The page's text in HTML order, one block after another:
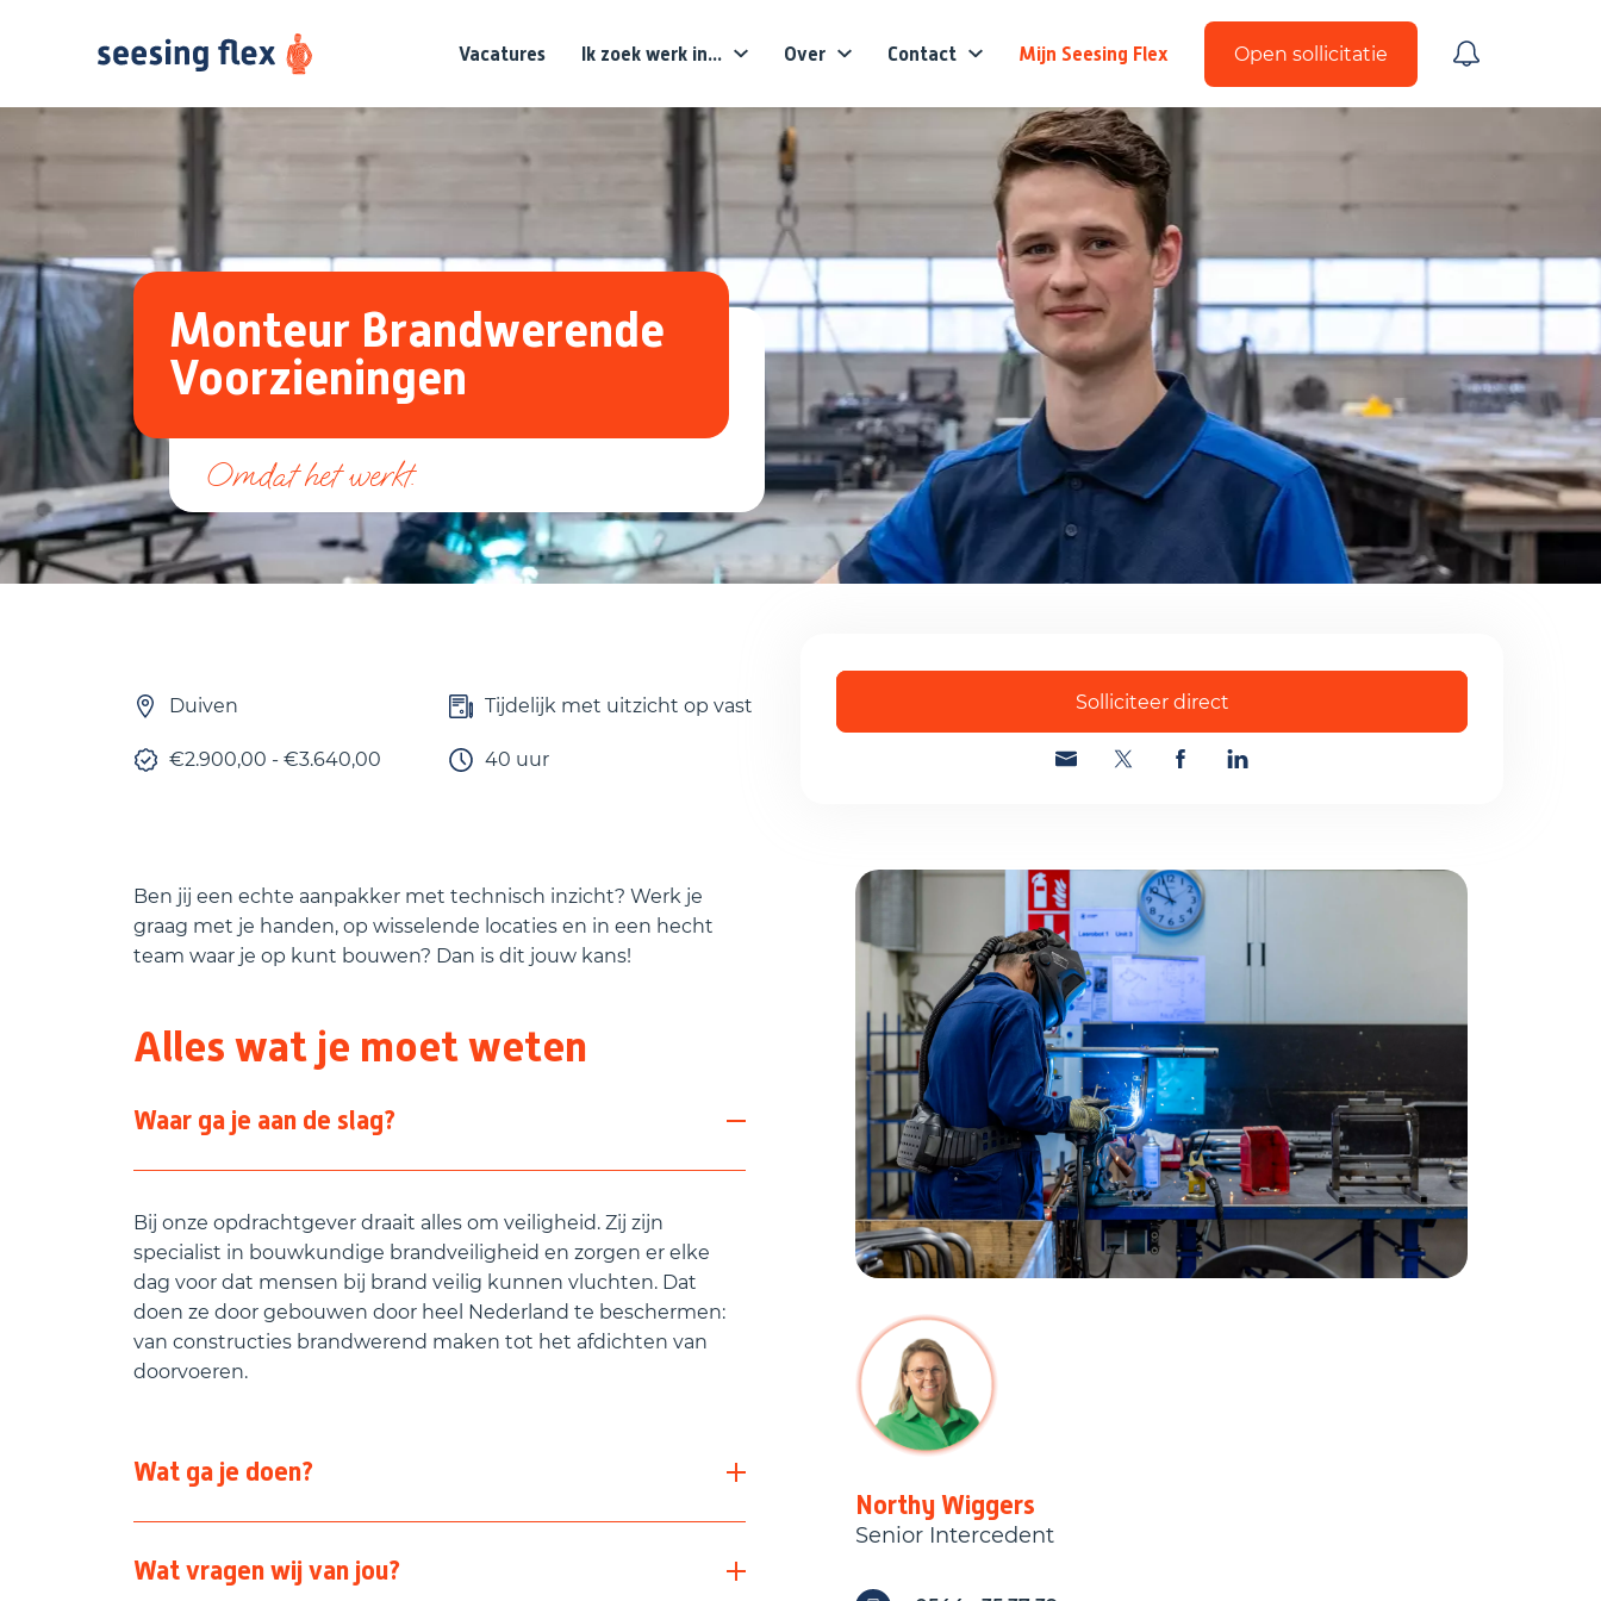
Vacatures Ik zoek werk in... Over Contact Mijn Seesing Flex Open sollicitatie
Monteur Brandwerende
Voorzieningen
E-mailadres
Upload CV (optioneel)
Upload CV
Tekstveld (optioneel)
Verstuur
Solliciteer direct
Duiven
€2.900,00 - €3.640,00
Tijdelijk met uitzicht op vast
40 uur
Ben jij een echte aanpakker met technisch inzicht? Werk je
graag met je handen, op wisselende locaties en in een hecht
team waar je op kunt bouwen? Dan is dit jouw kans!
Alles wat je moet weten
Waar ga je aan de slag?
Bij onze opdrachtgever draait alles om veiligheid. Zij zijn
specialist in bouwkundige brandveiligheid en zorgen er elke
dag voor dat mensen bij brand veilig kunnen vluchten. Dat
doen ze door gebouwen door heel Nederland te beschermen:
van constructies brandwerend maken tot het afdichten van
doorvoeren.
Wat ga je doen?
Geen dag is hetzelfde! Je werkt op uiteenlopende projecten in
nieuwbouw en renovatie en houdt je bezig met:
Wat vragen wij van jou?
Northy Wiggers
Senior Intercedent